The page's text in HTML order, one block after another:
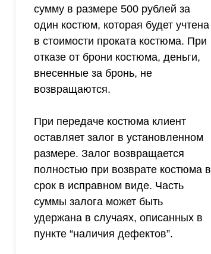
сумму в размере 500 рублей за
один костюм, которая будет учтена
в стоимости проката костюма. При
отказе от брони костюма, деньги,
внесенные за бронь, не
возвращаются.
При передаче костюма клиент
оставляет залог в установленном
размере. Залог возвращается
полностью при возврате костюма в
срок в исправном виде. Часть
суммы залога может быть
удержана в случаях, описанных в
пункте “наличия дефектов”.